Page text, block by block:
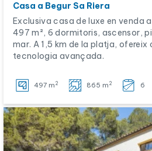
Casa a Begur Sa Riera
Exclusiva casa de luxe en venda
497 m², 6 dormitoris, ascensor,
mar. A 1,5 km de la platja,
tecnologia avançada.
497 m 2 865 m 2 6